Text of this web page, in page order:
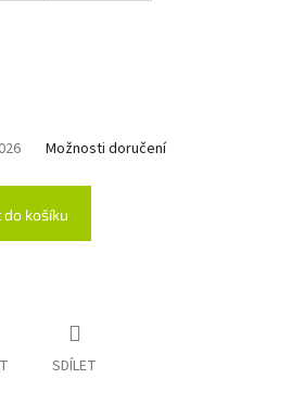
Možnosti doručení
do košíku
SDÍLET